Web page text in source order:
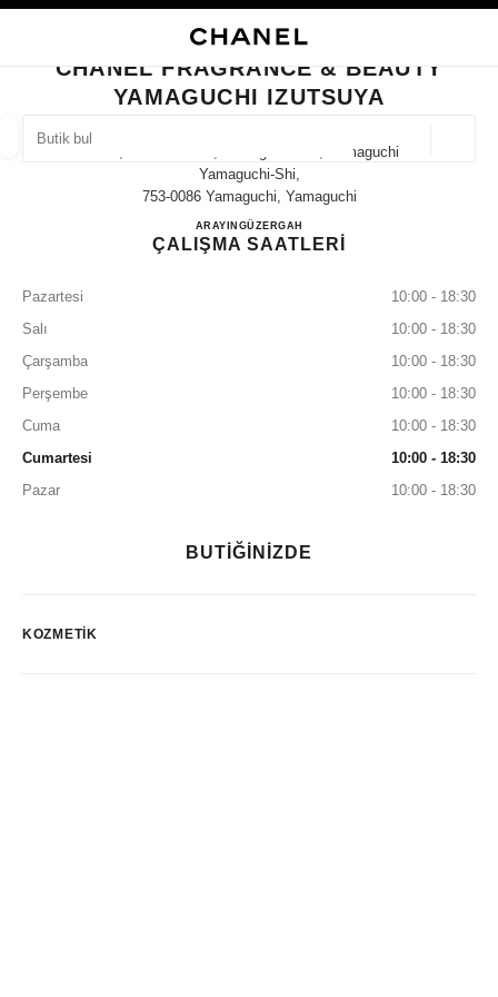
BUTIK BUL
öneriler bu arama çubuğunun altında görüntülenir
0 Mevcut öneriler
BUTIK KARTINI KAPAT CHANEL FRAGRANCE & BEAUTY YAMAGUCHI
CHANEL FRAGRANCE & BEAUTY
YAMAGUCHI IZUTSUYA
3-3, Nakaichi-Cho, Yamaguchi-Shi, Yamaguchi
Yamaguchi-Shi,
753-0086 Yamaguchi, Yamaguchi
ARAYIN083-922-0114
GÜZERGAHCHANEL FRAGRANCE &
ÇALIŞMA SAATLERİ
Pazartesi
10:00 - 18:30
Salı
10:00 - 18:30
Çarşamba
10:00 - 18:30
Perşembe
10:00 - 18:30
Cuma
10:00 - 18:30
Cumartesi
10:00 - 18:30
Pazar
10:00 - 18:30
BUTİĞİNİZDE
KOZMETIK
GÖZLÜKLER SAATLER VE FINE JEWELLERY